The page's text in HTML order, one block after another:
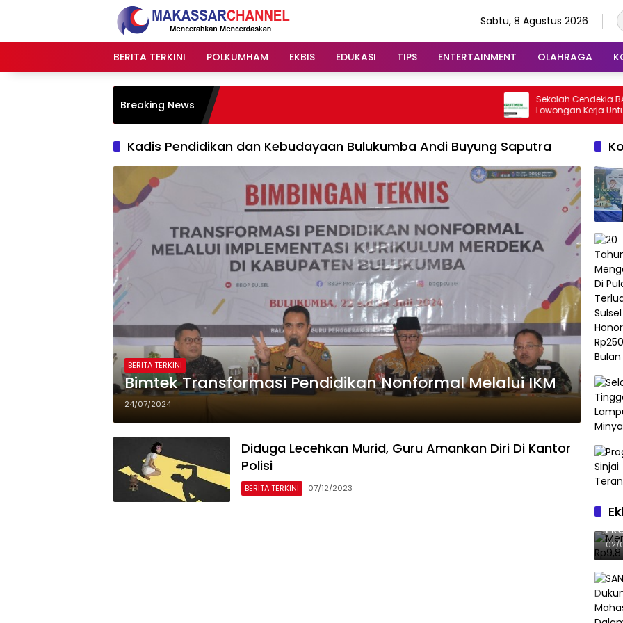
Sabtu, 8 Agustus 2026
BERITA TERKINI POLKUMHAM EKBIS EDUKASI TIPS ENTERTAINMENT OLAHRAGA
Breaking News
Sekolah Cendekia BAZNAS
Lowongan Kerja Untuk
Putri
Kadis Pendidikan dan Kebudayaan Bulukumba Andi Buyung Saputra
BERITA TERKINI
Bimtek Transformasi Pendidikan Nonformal Melalui IKM
24/07/2024
Diduga Lecehkan Murid, Guru Amankan Diri Di Kantor
Polisi
BERITA TERKINI 07/12/2023
02/